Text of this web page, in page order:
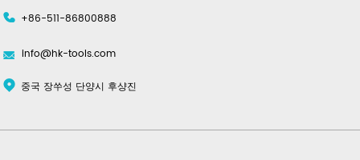
+86-511-86800888
info@hk-tools.com
중국 장쑤성 단양시 후샹진